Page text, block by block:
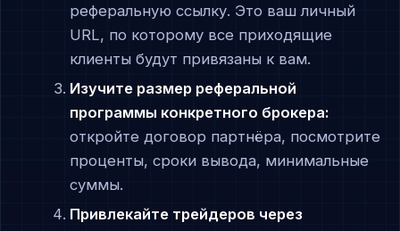
реферальную ссылку. Это ваш личный
URL, по которому все приходящие
клиенты будут привязаны к вам.
Изучите размер реферальной
программы конкретного брокера:
откройте договор партнёра, посмотрите
проценты, сроки вывода, минимальные
суммы.
Привлекайте трейдеров через